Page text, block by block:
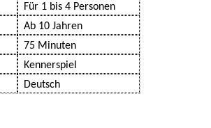
Für 1 bis 4 Personen
Ab 10 Jahren
75 Minuten
Kennerspiel
Deutsch